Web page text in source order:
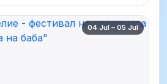
04 Jul – 05 Jul